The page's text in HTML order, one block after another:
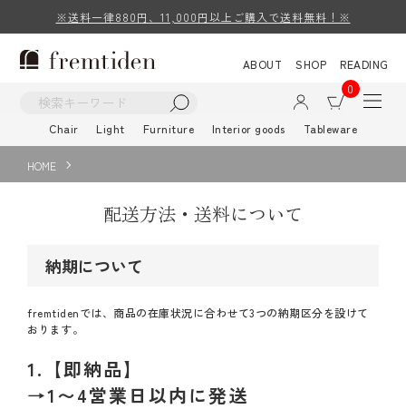
※送料一律880円、11,000円以上ご購入で送料無料！※
ABOUT SHOP
READING
0
Chair Light Furniture Interior goods Tableware
HOME
配送方法・送料について
納期について
fremtidenでは、商品の在庫状況に合わせて3つの納期区分を設けて
おります。
1.【即納品】
→1〜4営業日以内に発送